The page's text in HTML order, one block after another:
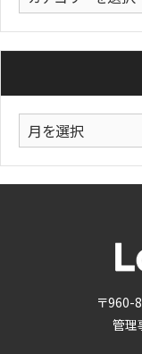
テ
ー
〒960-
管